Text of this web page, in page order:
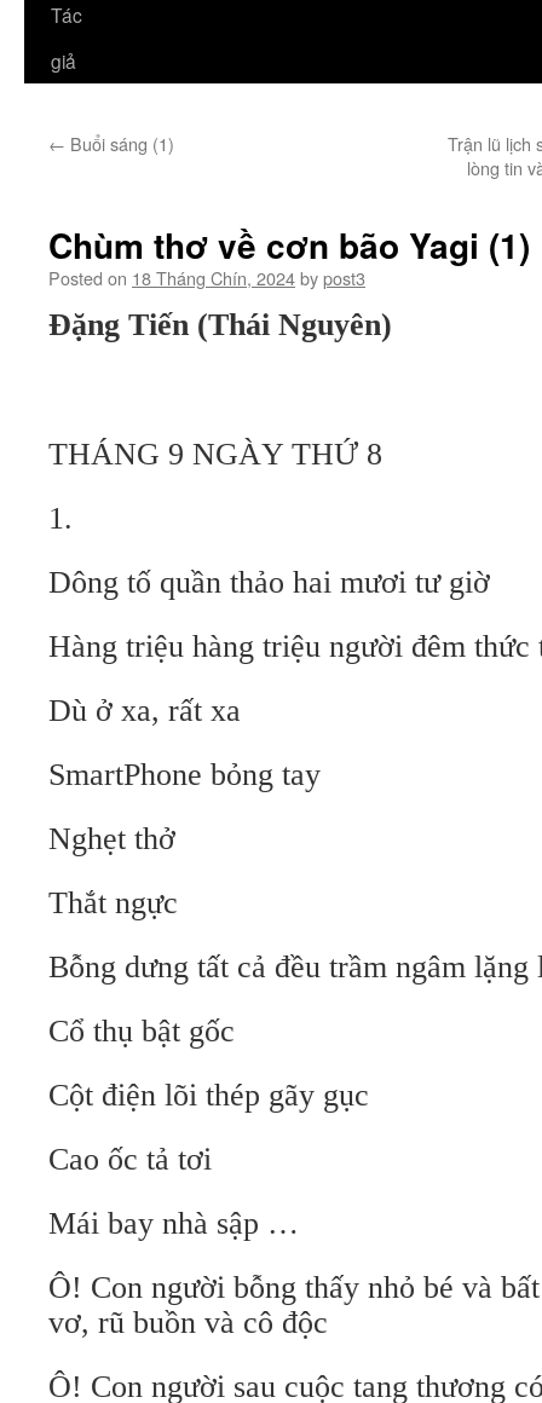
Tác
giả
← Buổi sáng (1)
Trận lũ lịch
lòng tin
Chùm thơ về cơn bão Yagi (1)
Posted on 18 Tháng Chín, 2024bypost3
Đặng Tiến (Thái Nguyên)
THÁNG 9 NGÀY THỨ 8
1.
Dông tố quần thảo hai mươi tư giờ
Hàng triệu hàng triệu người đêm thức
Dù ở xa, rất xa
SmartPhone bỏng tay
Nghẹt thở
Thắt ngực
Bỗng dưng tất cả đều trầm ngâm lặng
Cổ thụ bật gốc
Cột điện lõi thép gãy gục
Cao ốc tả tơi
Mái bay nhà sập …
Ô! Con người bỗng thấy nhỏ bé và
vơ, rũ buồn và cô độc
Ô! Con người sau cuộc tang thương